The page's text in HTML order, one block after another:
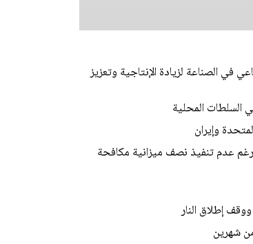
في الصناعة لزيادة الإنتاجية وتعزيز
السلطات المحلية
وإيران
عدم تنفيذ نصف ميزانية مكافحة
شهرين